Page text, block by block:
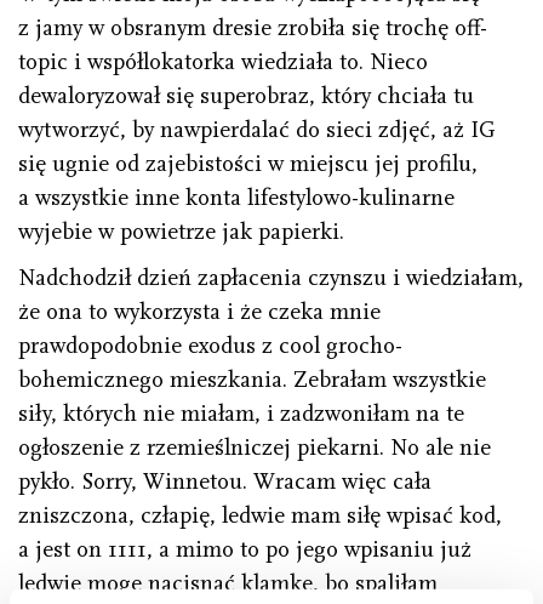
z jamy w obsranym dresie zrobiła się trochę off-
topic i współlokatorka wiedziała to. Nieco
dewaloryzował się superobraz, który chciała tu
wytworzyć, by nawpierdalać do sieci zdjęć, aż IG
się ugnie od zajebistości w miejscu jej profilu,
a wszystkie inne konta lifestylowo-kulinarne
wyjebie w powietrze jak papierki.
Nadchodził dzień zapłacenia czynszu i wiedziałam,
że ona to wykorzysta i że czeka mnie
prawdopodobnie exodus z cool grocho-
bohemicznego mieszkania. Zebrałam wszystkie
siły, których nie miałam, i zadzwoniłam na te
ogłoszenie z rzemieślniczej piekarni. No ale nie
pykło. Sorry, Winnetou. Wracam więc cała
zniszczona, człapię, ledwie mam siłę wpisać kod,
a jest on 1111, a mimo to po jego wpisaniu już
ledwie mogę nacisnąć klamkę, bo spaliłam